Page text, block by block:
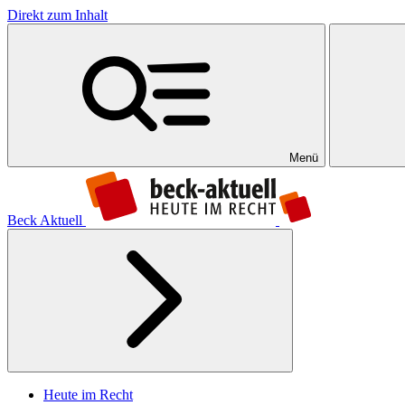
Direkt zum Inhalt
Menü
Beck Aktuell
Heute im Recht